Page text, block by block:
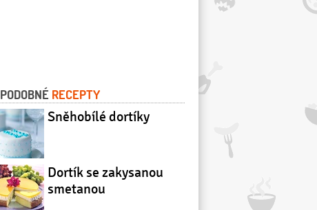
PODOBNÉ RECEPTY
Sněhobílé dortíky
Dortík se zakysanou
smetanou